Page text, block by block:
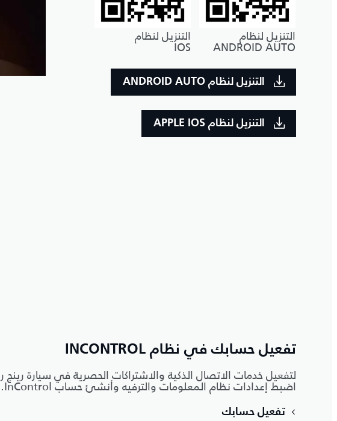
التنزيل لنظام
ANDROID AUTO
التنزيل لنظام
IOS
التنزيل لنظام ANDROID AUTO
التنزيل لنظام APPLE IOS
تفعيل حسابك في نظام INCONTROL
لتفعيل خدمات الاتصال الذكية والاشتراكات الحصرية في سيارة
اضبط إعدادات نظام المعلومات والترفيه وأنشئ حساب InControl.
تفعيل حسابك